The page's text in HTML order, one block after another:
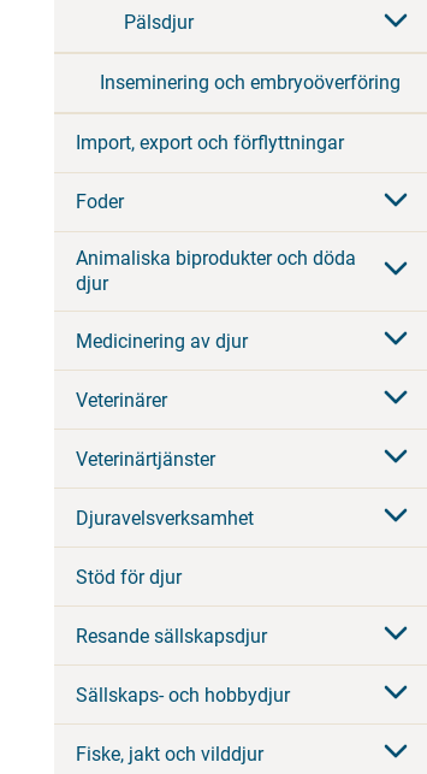
Pälsdjur
Inseminering och embryoöverföring
Import, export och förflyttningar
Foder
Animaliska biprodukter och döda
djur
Medicinering av djur
Veterinärer
Veterinärtjänster
Djuravelsverksamhet
Stöd för djur
Resande sällskapsdjur
Sällskaps- och hobbydjur
Fiske, jakt och vilddjur